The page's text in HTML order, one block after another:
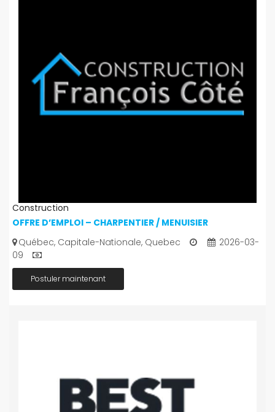
Construction
OFFRE D’EMPLOI – CHARPENTIER / MENUISIER
Québec, Capitale-Nationale, Quebec
2026-03-
09
Postuler maintenant